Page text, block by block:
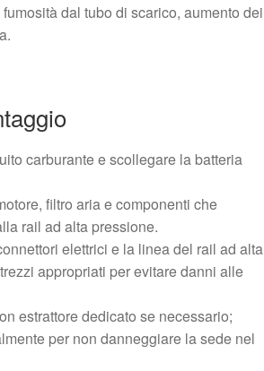
dal tubo di scarico, aumento dei
carburante e scollegare la batteria
filtro aria e componenti che
rail ad alta pressione.
elettrici e la linea del rail ad alta
appropriati per evitare danni alle
estrattore dedicato se necessario;
per non danneggiare la sede nel